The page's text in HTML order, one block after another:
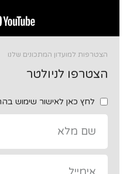
הצטרפות למועדון המתכונים שלנו
הצטרפו לניולטר
לחץ כאן לאישור שימוש